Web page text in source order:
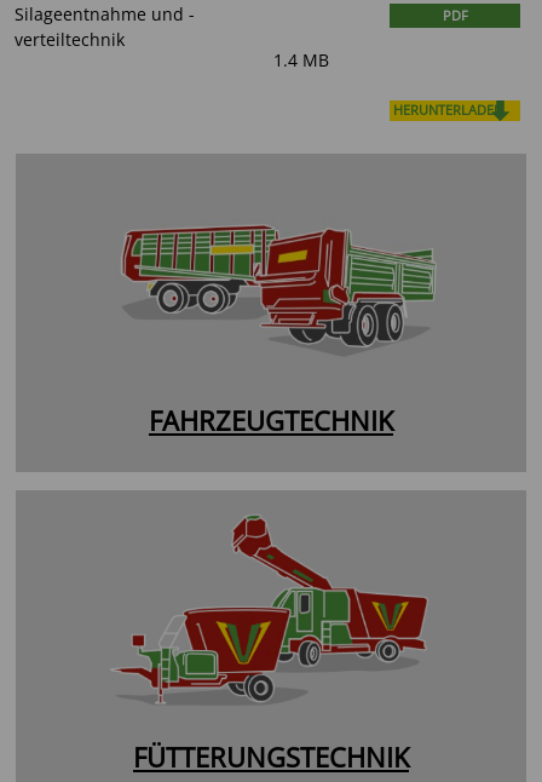
Silageentnahme und -
verteiltechnik
PDF
1.4 MB
HERUNTERLADEN
FAHRZEUGTECHNIK
FÜTTERUNGSTECHNIK